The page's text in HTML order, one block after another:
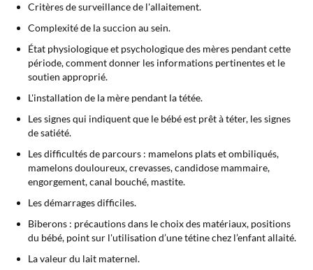
Critères de surveillance de l'allaitement.
Complexité de la succion au sein.
État physiologique et psychologique des mères pendant cette
période, comment donner les informations pertinentes et le
soutien approprié.
L'installation de la mère pendant la tétée.
Les signes qui indiquent que le bébé est prêt à téter, les signes
de satiété.
Les difficultés de parcours : mamelons plats et ombiliqués,
mamelons douloureux, crevasses, candidose mammaire,
engorgement, canal bouché, mastite.
Les démarrages difficiles.
Biberons : précautions dans le choix des matériaux, positions
du bébé, point sur l'utilisation d’une tétine chez l’enfant allaité.
La valeur du lait maternel.